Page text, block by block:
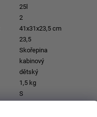
25l
2
41x31x23,5 cm
23,5
Skořepina
kabinový
dětský
1,5 kg
S